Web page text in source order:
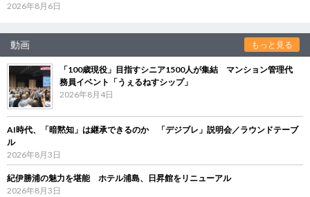
2026年8月6日
動画 もっと見る
「100歳現役」目指すシニア1500人が集結 マンション管理代
務員イベント「うぇるねすシップ」
2026年8月4日
AI時代、「暗黙知」は継承できるのか 「デジブレ」説明会／ラウンドテーブ
ル
2026年8月3日
紀伊勝浦の魅力を堪能 ホテル浦島、日昇館をリニューアル
2026年8月3日